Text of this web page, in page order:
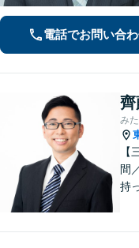
電話でお問い合
み
【
間
持